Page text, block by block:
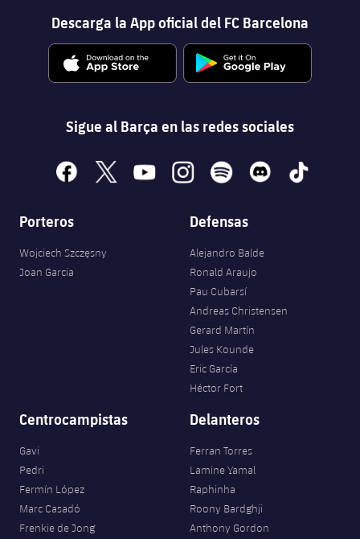
Descarga la App oficial del FC Barcelona
Sigue al Barça en las redes sociales
facebook
x youtubeinstagramspotify discord tiktok
Porteros
Wojciech Szczęsny
Joan Garcia
Defensas
Alejandro Balde
Ronald Araujo
Pau Cubarsí
Andreas Christensen
Gerard Martín
Jules Kounde
Eric García
Héctor Fort
Centrocampistas
Gavi
Pedri
Fermín López
Marc Casadó
Frenkie de Jong
Delanteros
Ferran Torres
Lamine Yamal
Raphinha
Roony Bardghji
Anthony Gordon